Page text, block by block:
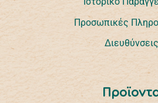
Προσωπικές
Διευθύνσεις